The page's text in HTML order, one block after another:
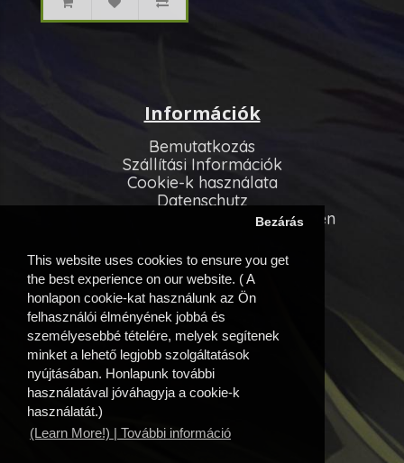
This website uses cookies to ensure you get
the best experience on our website. ( A
honlapon cookie-kat használunk az Ön
felhasználói élményének jobbá és
személyesebbé tételére, melyek segítenek
minket a lehető legjobb szolgáltatások
nyújtásában. Honlapunk további
használatával jóváhagyja a cookie-k
használatát.)
(Learn More!) | További információ
Bezárás
tiszta, enyhén
szennyezett levegő
Információk
Bemutatkozás
Szállítási Információk
Cookie-k használata
Datenschutz
Allgemeinen Geschäftsbedingungen
Kapcsolatfelvétel
Oldaltérkép
Egyéb információk
Beszállítóink
Akciós ajánlatok
Fiók
Fiók